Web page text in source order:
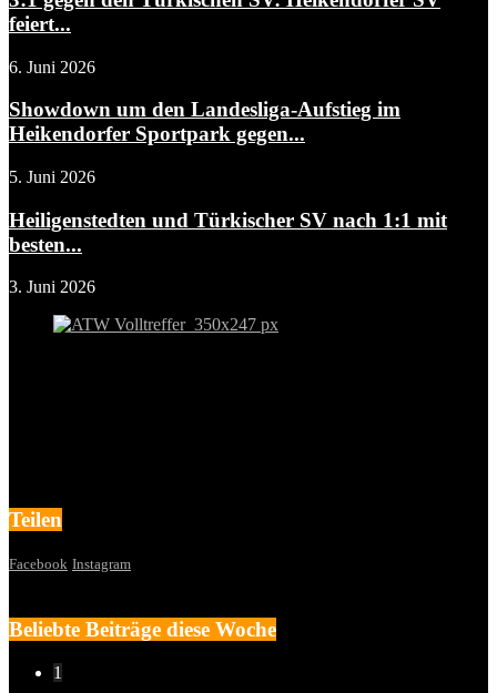
feiert...
6. Juni 2026
Showdown um den Landesliga-Aufstieg im
Heikendorfer Sportpark gegen...
5. Juni 2026
Heiligenstedten und Türkischer SV nach 1:1 mit
besten...
3. Juni 2026
Teilen
Facebook Instagram
Beliebte Beiträge diese Woche
1